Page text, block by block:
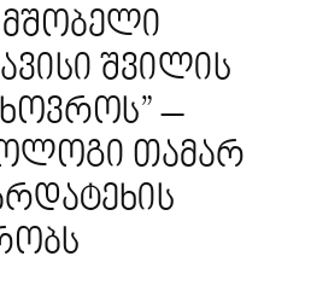
შვილის
–
თამარ